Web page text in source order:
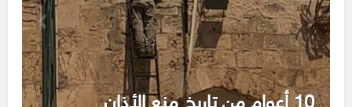
10 أعوام من تاريخ منع الأذان